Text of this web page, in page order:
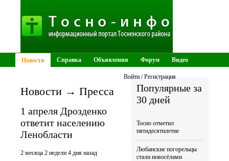
Новости Справка Объявления Форум
Видео
Войти / Регистрация
Новости → Пресса
1 апреля Дрозденко
ответит населению
Ленобласти
2 месяца 2 недели 4 дня назад
Популярные за
30 дней
Тосно отметил
пятидесятилетие
Любанские погорельцы
стали новосёлами